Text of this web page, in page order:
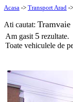
Acasa -> Transport Arad -
Ati cautat:
Am gasit 5 rezultate.
Toate vehiculele de